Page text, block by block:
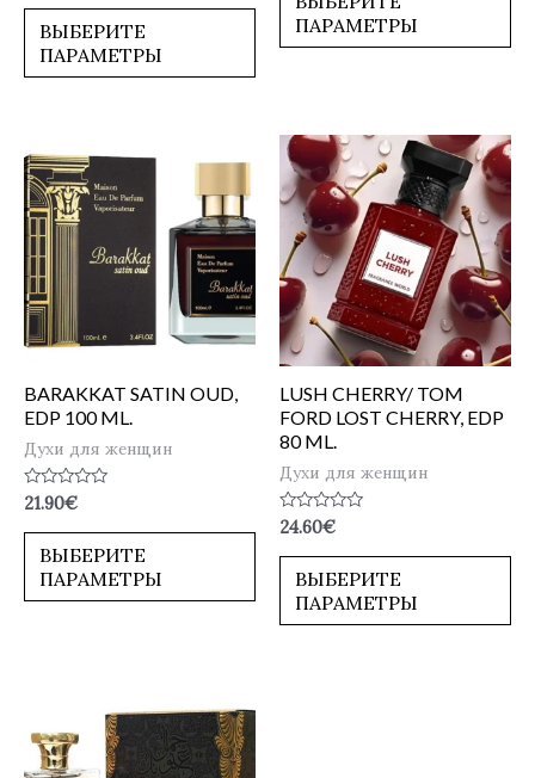
из 5
ВЫБЕРИТЕ
ПАРАМЕТРЫ
ПАРАМЕТРЫ
BARAKKAT SATIN OUD,
EDP 100 ML.
Духи для женщин
Оценка
0
из
21.90€
ВЫБЕРИТЕ
ПАРАМЕТРЫ
LUSH CHERRY/ TOM
FORD LOST CHERRY, EDP
80 ML.
Духи для женщин
Оценка
0
из
24.60€
ВЫБЕРИТЕ
ПАРАМЕТРЫ